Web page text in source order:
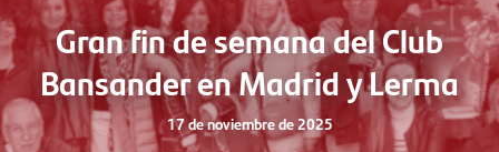
Gran fin de semana del Club
Bansander en Madrid y Lerma
17 de noviembre de 2025